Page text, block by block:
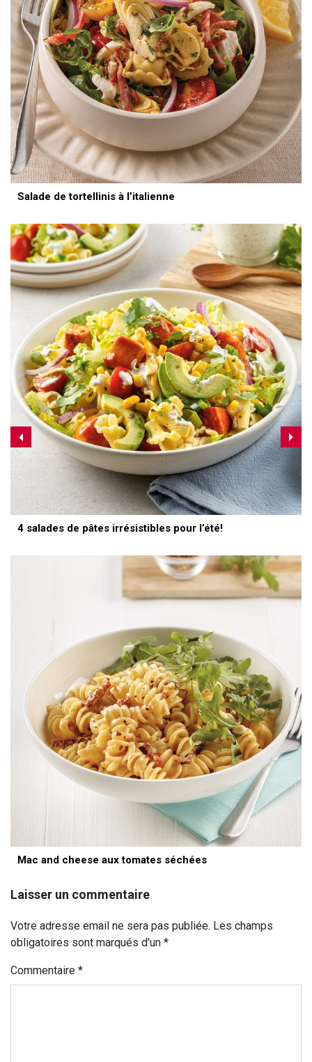
Salade de tortellinis à l’italienne
4 salades de pâtes irrésistibles pour l’été!
Mac and cheese aux tomates séchées
Laisser un commentaire
Votre adresse email ne sera pas publiée. Les champs
obligatoires sont marqués d'un *
Commentaire *